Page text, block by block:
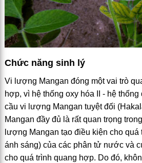
Chức năng sinh lý
Vi lượng Mangan đóng một vai trò
hợp, vì hệ thống oxy hóa II - hệ
cầu vi lượng Mangan tuyệt đối
Mangan đầy đủ là rất quan trọng
lượng Mangan tạo điều kiện cho quá
ánh sáng) của các phân tử nước và
cho quá trình quang hợp. Do đó,